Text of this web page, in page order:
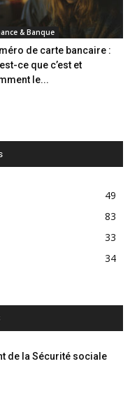
& Banque
de carte bancaire :
ce que c’est et
le...
49
83
33
34
de la Sécurité sociale